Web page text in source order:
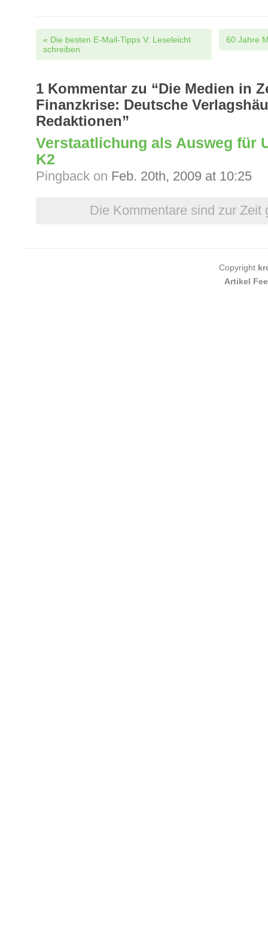
Post navigation
« Die besten E-Mail-Tipps V: Leseleicht
schreiben
60 Jahre
1 Kommentar zu “Die Medien in
Finanzkrise: Deutsche
Redaktionen”
Verstaatlichung als Ausweg für
K2
Pingback on Feb. 20th, 2009 at 10:25
Die Kommentare sind zur Zeit
Copyright
Artikel